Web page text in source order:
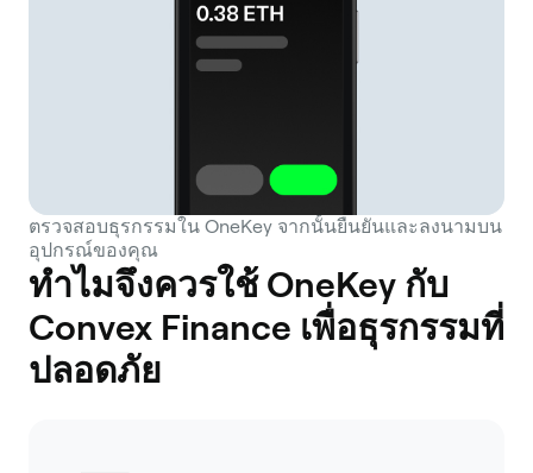
ตรวจสอบธุรกรรมใน OneKey จากนั้นยืนยันและลงนามบน
อุปกรณ์ของคุณ
ทำไมจึงควรใช้ OneKey กับ
Convex Finance เพื่อธุรกรรมที่
ปลอดภัย